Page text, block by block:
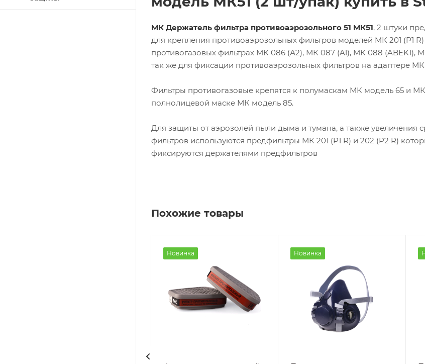
МК Держатель фильтра противоаэрозольного 51 МК51, 2 штуки
для крепления противоаэрозольных фильтров моделей МК 201 (P1 R)
противогазовых фильтрах МК 086 (А2), МК 087 (A1), МК 088 (ABEK1),
так же для фиксации противоаэрозольных фильтров на адаптере
Фильтры противогазовые крепятся к полумаскам МК модель 65 и
полнолицевой маске МК модель 85.
Для защиты от аэрозолей пыли дыма и тумана, а также увеличения
фильтров используются предфильтры МК 201 (P1 R) и 202 (P2 R)
фиксируются держателями предфильтров
Похожие товары
Новинка Новинка